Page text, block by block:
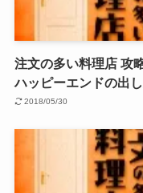
注文の多い料理店 攻
ハッピーエンドの出
2018/05/30